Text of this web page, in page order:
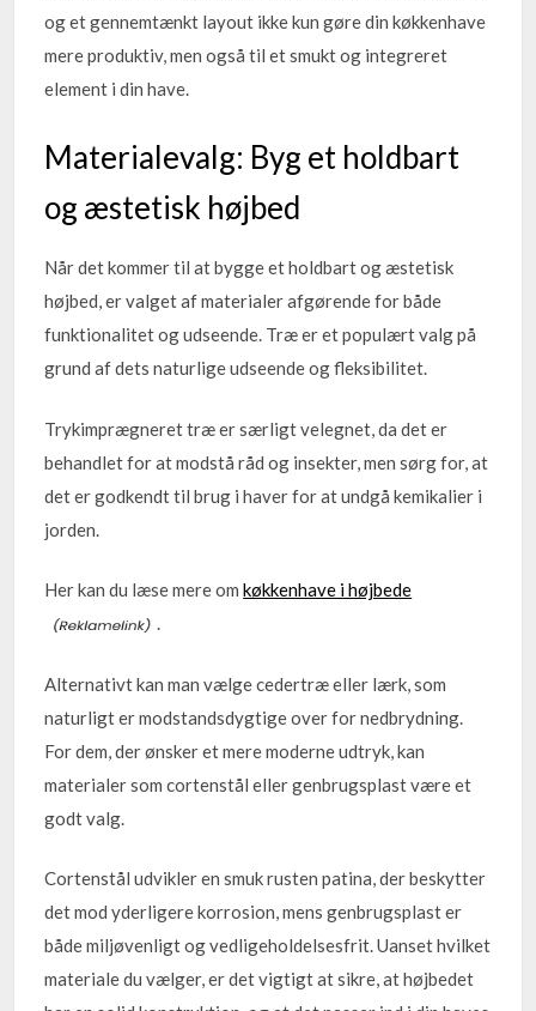
og et gennemtænkt layout ikke kun gøre din køkkenhave
mere produktiv, men også til et smukt og integreret
element i din have.
Materialevalg: Byg et holdbart
og æstetisk højbed
Når det kommer til at bygge et holdbart og æstetisk
højbed, er valget af materialer afgørende for både
funktionalitet og udseende. Træ er et populært valg på
grund af dets naturlige udseende og fleksibilitet.
Trykimprægneret træ er særligt velegnet, da det er
behandlet for at modstå råd og insekter, men sørg for, at
det er godkendt til brug i haver for at undgå kemikalier i
jorden.
Her kan du læse mere omkøkkenhave i højbede
.
Alternativt kan man vælge cedertræ eller lærk, som
naturligt er modstandsdygtige over for nedbrydning.
For dem, der ønsker et mere moderne udtryk, kan
materialer som cortenstål eller genbrugsplast være et
godt valg.
Cortenstål udvikler en smuk rusten patina, der beskytter
det mod yderligere korrosion, mens genbrugsplast er
både miljøvenligt og vedligeholdelsesfrit. Uanset hvilket
materiale du vælger, er det vigtigt at sikre, at højbedet